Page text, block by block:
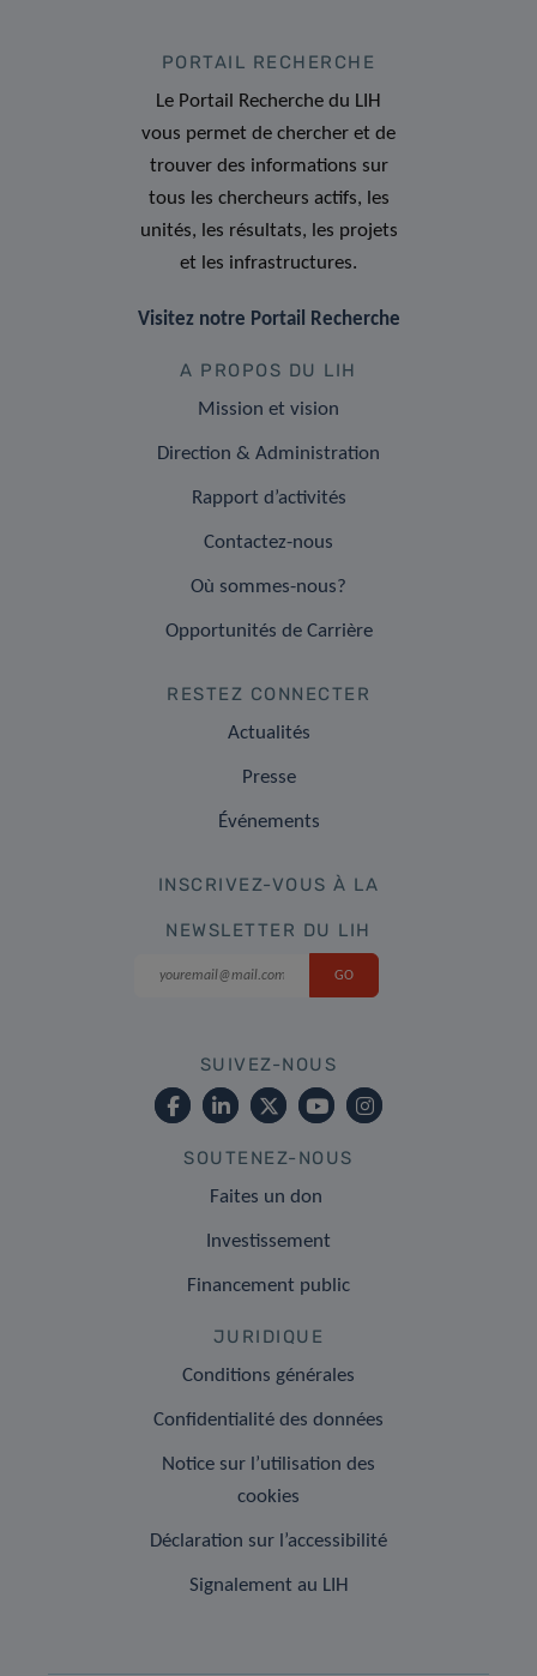
PORTAIL RECHERCHE
Le Portail Recherche du LIH
vous permet de chercher et de
trouver des informations sur
tous les chercheurs actifs, les
unités, les résultats, les projets
et les infrastructures.
Visitez notre Portail Recherche
A PROPOS DU LIH
Mission et vision
Direction & Administration
Rapport d’activités
Contactez-nous
Où sommes-nous?
Opportunités de Carrière
RESTEZ CONNECTER
Actualités
Presse
Événements
INSCRIVEZ-VOUS À LA
NEWSLETTER DU LIH
SUIVEZ-NOUS
SOUTENEZ-NOUS
Faites un don
Investissement
Financement public
JURIDIQUE
Conditions générales
Confidentialité des données
Notice sur l’utilisation des
cookies
Déclaration sur l’accessibilité
Signalement au LIH